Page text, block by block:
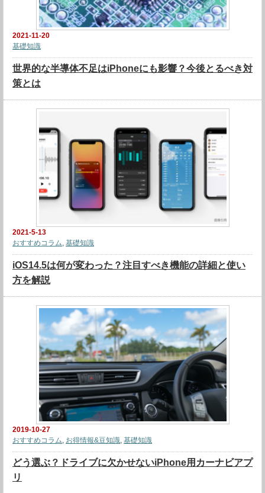
2021-11-20
基礎知識
世界的な半導体不足はiPhoneにも影響？今後とるべき対
策とは
2021-5-13
おすすめコラム, 基礎知識
iOS14.5は何が変わった？注目すべき機能の詳細と使い
方を解説
2019-10-27
おすすめコラム お得情報&豆知識 基礎知識
どう選ぶ？ドライブに欠かせないiPhone用カーナビアプ
リ